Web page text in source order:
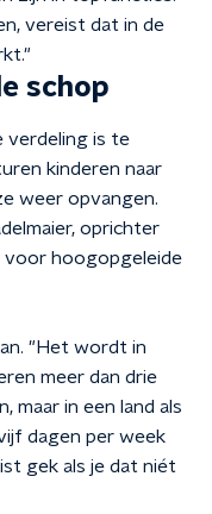
vereist dat in de
schop
verdeling is te
kinderen naar
weer opvangen.
oprichter
voor hoogopgeleide
"Het wordt in
meer dan drie
maar in een land als
dagen per week
gek als je dat niét